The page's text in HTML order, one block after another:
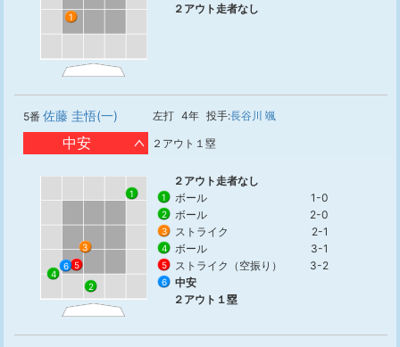
1
２アウト走者なし
5番 佐藤 圭悟(一) 左打 4年 投手:長谷川 颯
中安 ２アウト１塁
1
2
3
4
5
6
２アウト走者なし
1 ボール 1-0
2 ボール 2-0
3 ストライク 2-1
4 ボール 3-1
5 ストライク（空振り） 3-2
6
中安
２アウト１塁